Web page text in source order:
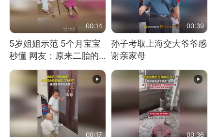
00:14
5岁姐姐示范 5个月宝宝
秒懂 网友：原来二胎的
快乐长这样
00:39
孙子考取上海交大爷爷感
谢亲家母
00:17 00:36